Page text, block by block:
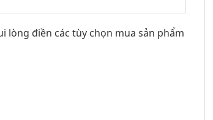
lòng điền các tùy chọn mua sản phẩm